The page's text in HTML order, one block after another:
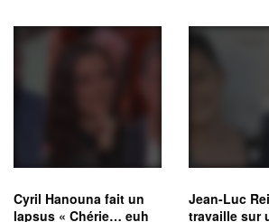
Cyril Hanouna fait un
lapsus « Chérie… euh
Jean-Luc
travaille sur